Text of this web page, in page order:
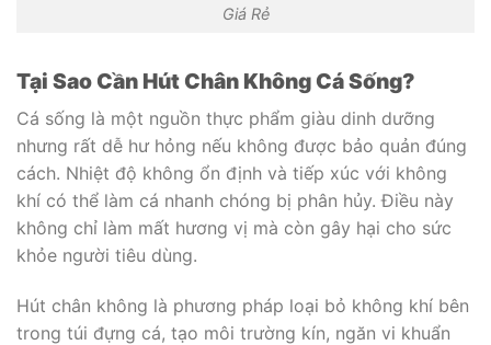
Giá Rẻ
Tại Sao Cần Hút Chân Không Cá Sống?
Cá sống là một nguồn thực phẩm giàu dinh dưỡng
nhưng rất dễ hư hỏng nếu không được bảo quản đúng
cách. Nhiệt độ không ổn định và tiếp xúc với không
khí có thể làm cá nhanh chóng bị phân hủy. Điều này
không chỉ làm mất hương vị mà còn gây hại cho sức
khỏe người tiêu dùng.
Hút chân không là phương pháp loại bỏ không khí bên
trong túi đựng cá, tạo môi trường kín, ngăn vi khuẩn